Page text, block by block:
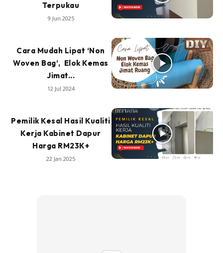
Terpukau
9 Jun 2025
Cara Mudah Lipat ‘Non
Woven Bag’, Elok Kemas
Jimat...
12 Jul 2024
Pemilik Kesal Hasil Kualiti
Kerja Kabinet Dapur
Harga RM23K+
22 Jan 2025